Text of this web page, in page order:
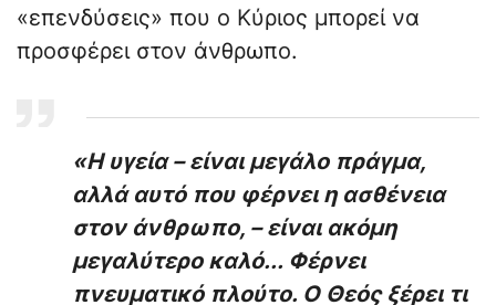
«επενδύσεις» που ο Κύριος μπορεί να
προσφέρει στον άνθρωπο.
«Η υγεία – είναι μεγάλο πράγμα,
αλλά αυτό που φέρνει η ασθένεια
στον άνθρωπο, – είναι ακόμη
μεγαλύτερο καλό... Φέρνει
πνευματικό πλούτο. Ο Θεός ξέρει τι